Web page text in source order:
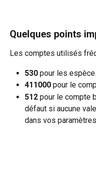
Quelques points
Les comptes utilisés
530 pour les
411000 pour le
512 pour le compte
défaut si aucune
dans vos